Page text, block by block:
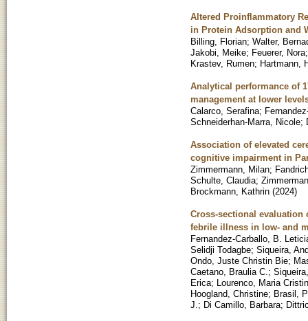
Altered Proinflammatory
in Protein Adsorption and
Billing, Florian; Walter,
Jakobi, Meike; Feuerer, Nora
Krastev, Rumen; Hartmann,
Analytical performance of
management at lower
Calarco, Serafina;
Schneiderhan-Marra, Nicole;
Association of elevated
cognitive impairment in
Zimmermann, Milan;
Schulte, Claudia;
Brockmann, Kathrin (2024)
Cross-sectional
febrile illness in low- and
Fernandez-Carballo, B.
Selidji Todagbe; Siqueira,
Ondo, Juste Christin Bie;
Caetano, Braulia C. ;
Erica; Lourenco, Maria
Hoogland, Christine; Brasil,
J. ; Di Camillo, Barbara;